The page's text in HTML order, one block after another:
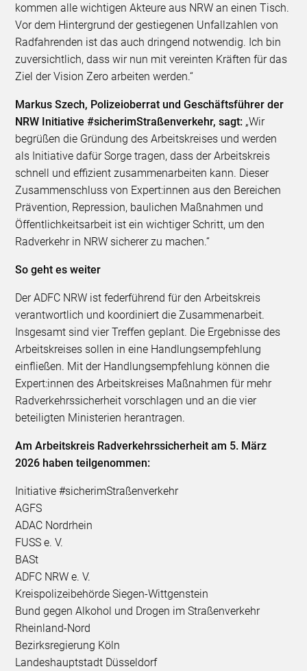
kommen alle wichtigen Akteure aus NRW an einen Tisch.
Vor dem Hintergrund der gestiegenen Unfallzahlen von
Radfahrenden ist das auch dringend notwendig. Ich bin
zuversichtlich, dass wir nun mit vereinten Kräften für das
Ziel der Vision Zero arbeiten werden.“
Markus Szech, Polizeioberrat und Geschäftsführer der
NRW Initiative #sicherimStraßenverkehr, sagt: „Wir
begrüßen die Gründung des Arbeitskreises und werden
als Initiative dafür Sorge tragen, dass der Arbeitskreis
schnell und effizient zusammenarbeiten kann. Dieser
Zusammenschluss von Expert:innen aus den Bereichen
Prävention, Repression, baulichen Maßnahmen und
Öffentlichkeitsarbeit ist ein wichtiger Schritt, um den
Radverkehr in NRW sicherer zu machen.“
So geht es weiter
Der ADFC NRW ist federführend für den Arbeitskreis
verantwortlich und koordiniert die Zusammenarbeit.
Insgesamt sind vier Treffen geplant. Die Ergebnisse des
Arbeitskreises sollen in eine Handlungsempfehlung
einfließen. Mit der Handlungsempfehlung können die
Expert:innen des Arbeitskreises Maßnahmen für mehr
Radverkehrssicherheit vorschlagen und an die vier
beteiligten Ministerien herantragen.
Am Arbeitskreis Radverkehrssicherheit am 5. März
2026 haben teilgenommen:
Initiative #sicherimStraßenverkehr
AGFS
ADAC Nordrhein
FUSS e. V.
BASt
ADFC NRW e. V.
Kreispolizeibehörde Siegen-Wittgenstein
Bund gegen Alkohol und Drogen im Straßenverkehr
Rheinland-Nord
Bezirksregierung Köln
Landeshauptstadt Düsseldorf